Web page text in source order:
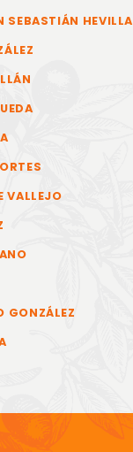
SEBASTIÁN HEVILLA
VALLEJO
GONZÁLEZ